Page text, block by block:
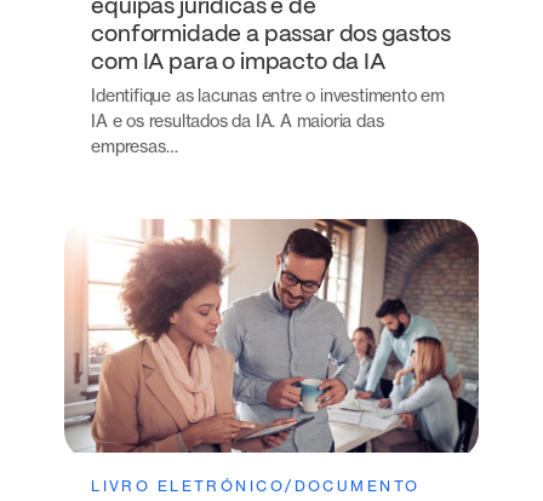
equipas jurídicas e de
conformidade a passar dos gastos
com IA para o impacto da IA
Identifique as lacunas entre o investimento em
IA e os resultados da IA. A maioria das
empresas…
LIVRO ELETRÓNICO/DOCUMENTO